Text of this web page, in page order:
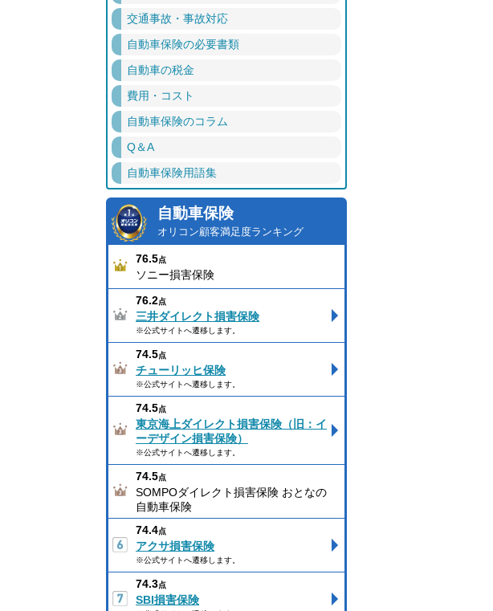
交通事故・事故対応
自動車保険の必要書類
自動車の税金
費用・コスト
自動車保険のコラム
Q＆A
自動車保険用語集
自動車保険
オリコン顧客満足度ランキング
76.5点
ソニー損害保険
76.2点
三井ダイレクト損害保険
※公式サイトへ遷移します。
74.5点
チューリッヒ保険
※公式サイトへ遷移します。
74.5点
東京海上ダイレクト損害保険（旧：イ
ーデザイン損害保険）
※公式サイトへ遷移します。
74.5点
SOMPOダイレクト損害保険 おとなの
自動車保険
74.4点
アクサ損害保険
※公式サイトへ遷移します。
74.3点
SBI損害保険